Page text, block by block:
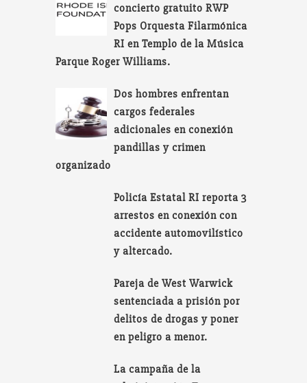
concierto gratuito RWP
Pops Orquesta Filarmónica
RI en Templo de la Música
Parque Roger Williams.
Dos hombres enfrentan
cargos federales
adicionales en conexión
pandillas y crimen
organizado
Policía Estatal RI reporta 3
arrestos en conexión con
accidente automovilístico
y altercado.
Pareja de West Warwick
sentenciada a prisión por
delitos de drogas y poner
en peligro a menor.
La campaña de la